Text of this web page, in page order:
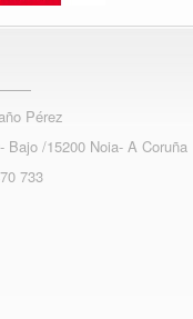
Pérez
Bajo /15200 Noia- A Coruña
733